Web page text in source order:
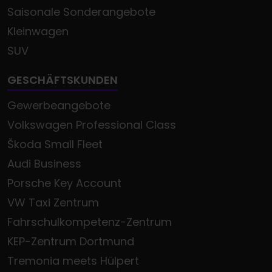
Saisonale Sonderangebote
Kleinwagen
SUV
GESCHÄFTSKUNDEN
Gewerbeangebote
Volkswagen Professional Class
Škoda Small Fleet
Audi Business
Porsche Key Account
VW Taxi Zentrum
Fahrschulkompetenz-Zentrum
KEP-Zentrum Dortmund
Tremonia meets Hülpert